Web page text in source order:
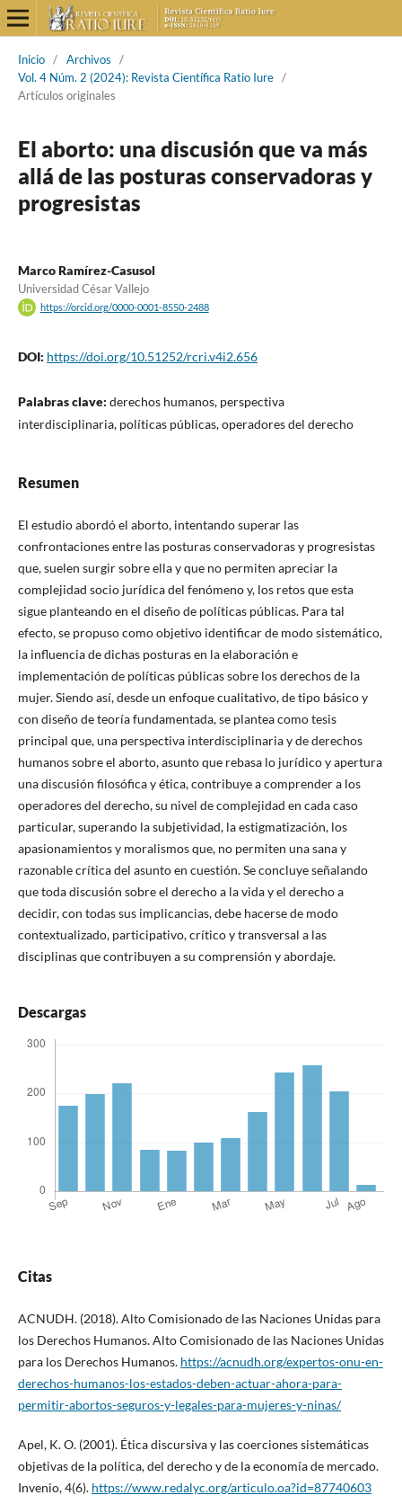
Inicio / Archivos
/
Vol. 4 Núm. 2 (2024): Revista Científica Ratio Iure /
Artículos originales
El aborto: una discusión que va más
allá de las posturas conservadoras y
progresistas
Marco Ramírez-Casusol
Universidad César Vallejo
https://orcid.org/0000-0001-8550-2488
DOI: https://doi.org/10.51252/rcri.v4i2.656
Palabras clave: derechos humanos, perspectiva
interdisciplinaria, políticas públicas, operadores del derecho
Resumen
El estudio abordó el aborto, intentando superar las
confrontaciones entre las posturas conservadoras y progresistas
que, suelen surgir sobre ella y que no permiten apreciar la
complejidad socio jurídica del fenómeno y, los retos que esta
sigue planteando en el diseño de políticas públicas. Para tal
efecto, se propuso como objetivo identificar de modo sistemático,
la influencia de dichas posturas en la elaboración e
implementación de políticas públicas sobre los derechos de la
mujer. Siendo así, desde un enfoque cualitativo, de tipo básico y
con diseño de teoría fundamentada, se plantea como tesis
principal que, una perspectiva interdisciplinaria y de derechos
humanos sobre el aborto, asunto que rebasa lo jurídico y apertura
una discusión filosófica y ética, contribuye a comprender a los
operadores del derecho, su nivel de complejidad en cada caso
particular, superando la subjetividad, la estigmatización, los
apasionamientos y moralismos que, no permiten una sana y
razonable crítica del asunto en cuestión. Se concluye señalando
que toda discusión sobre el derecho a la vida y el derecho a
decidir, con todas sus implicancias, debe hacerse de modo
contextualizado, participativo, crítico y transversal a las
disciplinas que contribuyen a su comprensión y abordaje.
Descargas
Citas
ACNUDH. (2018). Alto Comisionado de las Naciones Unidas para
los Derechos Humanos. Alto Comisionado de las Naciones Unidas
para los Derechos Humanos. https://acnudh.org/expertos-onu-en-
derechos-humanos-los-estados-deben-actuar-ahora-para-
permitir-abortos-seguros-y-legales-para-mujeres-y-ninas/
Apel, K. O. (2001). Ética discursiva y las coerciones sistemáticas
objetivas de la política, del derecho y de la economía de mercado.
Invenio, 4(6). https://www.redalyc.org/articulo.oa?id=87740603